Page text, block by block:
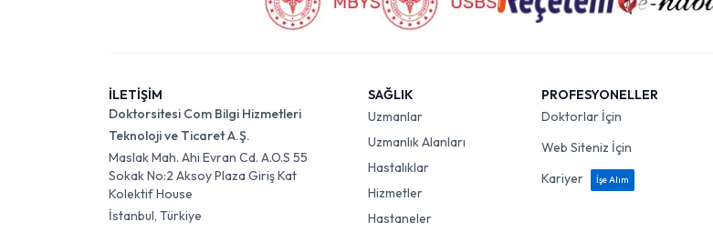
İLETİŞİM
Doktorsitesi Com Bilgi Hizmetleri
Teknoloji ve Ticaret A.Ş.
Maslak Mah. Ahi Evran Cd. A.O.S 55
Sokak No:2 Aksoy Plaza Giriş Kat
Kolektif House
İstanbul, Türkiye
SAĞLIK
Uzmanlar
Uzmanlık Alanları
Hastalıklar
Hizmetler
Hastaneler
PROFESYONELLER
Doktorlar İçin
Web Siteniz İçin
Kariyer
İşe Alım